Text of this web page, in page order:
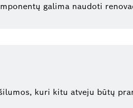
galima naudoti
kuri kitu atveju būtų